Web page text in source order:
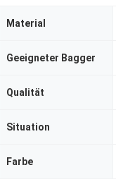
Material
Geeigneter Bagger
Qualität
Situation
Farbe